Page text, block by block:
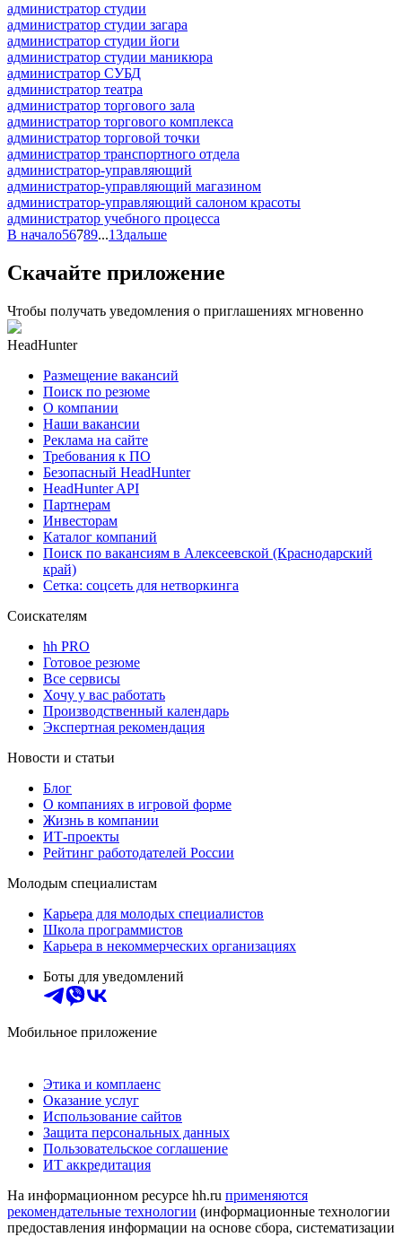
администратор студии
администратор студии загара
администратор студии йоги
администратор студии маникюра
администратор СУБД
администратор театра
администратор торгового зала
администратор торгового комплекса
администратор торговой точки
администратор транспортного отдела
администратор-управляющий
администратор-управляющий магазином
администратор-управляющий салоном красоты
администратор учебного процесса
В начало56789...13дальше
Скачайте приложение
Чтобы получать уведомления о приглашениях мгновенно
HeadHunter
Размещение вакансий
Поиск по резюме
О компании
Наши вакансии
Реклама на сайте
Требования к ПО
Безопасный HeadHunter
HeadHunter API
Партнерам
Инвесторам
Каталог компаний
Поиск по вакансиям в Алексеевской (Краснодарский
край)
Сетка: соцсеть для нетворкинга
Соискателям
hh PRO
Готовое резюме
Все сервисы
Хочу у вас работать
Производственный календарь
Экспертная рекомендация
Новости и статьи
Блог
О компаниях в игровой форме
Жизнь в компании
ИТ-проекты
Рейтинг работодателей России
Молодым специалистам
Карьера для молодых специалистов
Школа программистов
Карьера в некоммерческих организациях
Боты для уведомлений
Мобильное приложение
Этика и комплаенс
Оказание услуг
Использование сайтов
Защита персональных данных
Пользовательское соглашение
ИТ аккредитация
На информационном ресурсе hh.ru применяются
рекомендательные технологии (информационные технологии
предоставления информации на основе сбора, систематизации